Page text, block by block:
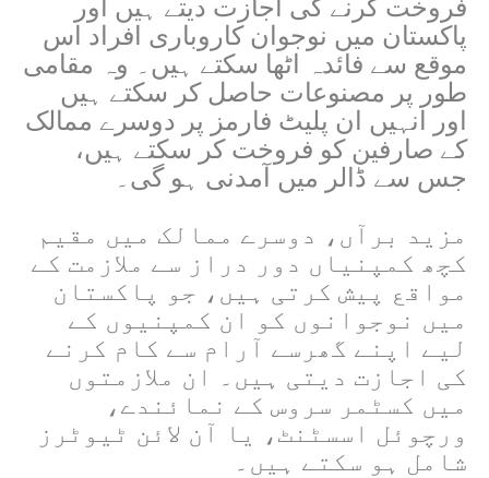
فروخت کرنے کی اجازت دیتے ہیں اور
پاکستان میں نوجوان کاروباری افراد اس
موقع سے فائدہ اٹھا سکتے ہیں۔ وہ مقامی
طور پر مصنوعات حاصل کر سکتے ہیں
اور انہیں ان پلیٹ فارمز پر دوسرے ممالک
کے صارفین کو فروخت کر سکتے ہیں،
جس سے ڈالر میں آمدنی ہو گی۔
مزید برآں، دوسرے ممالک میں مقیم
کچھ کمپنیاں دور دراز سے ملازمت کے
مواقع پیش کرتی ہیں، جو پاکستان
میں نوجوانوں کو ان کمپنیوں کے
لیے اپنے گھرسے آرام سے کام کرنے
کی اجازت دیتی ہیں۔ ان ملازمتوں
میں کسٹمر سروس کے نمائندے،
ورچوئل اسسٹنٹ، یا آن لائن ٹیوٹرز
شامل ہو سکتے ہیں۔